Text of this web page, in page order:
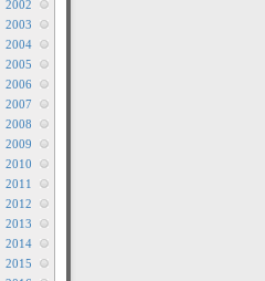
2002
2003
2004
2005
2006
2007
2008
2009
2010
2011
2012
2013
2014
2015